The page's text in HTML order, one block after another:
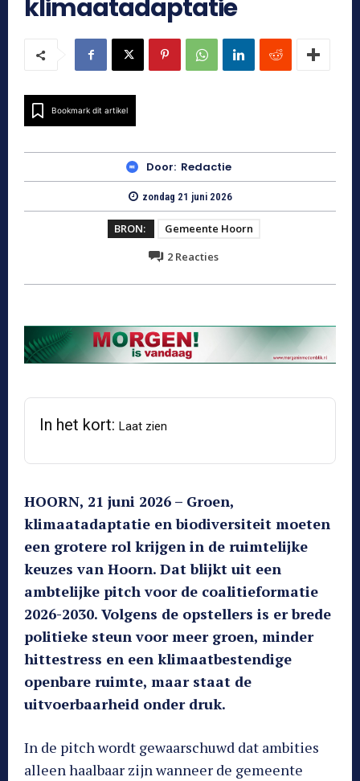
klimaatadaptatie
Bookmark dit artikel
Door: Redactie
zondag 21 juni 2026
BRON:
Gemeente Hoorn
2Reacties
In het kort: Laat zien
HOORN, 21 juni 2026 – Groen,
klimaatadaptatie en biodiversiteit moeten
een grotere rol krijgen in de ruimtelijke
keuzes van Hoorn. Dat blijkt uit een
ambtelijke pitch voor de coalitieformatie
2026-2030. Volgens de opstellers is er brede
politieke steun voor meer groen, minder
hittestress en een klimaatbestendige
openbare ruimte, maar staat de
uitvoerbaarheid onder druk.
In de pitch wordt gewaarschuwd dat ambities
alleen haalbaar zijn wanneer de gemeente